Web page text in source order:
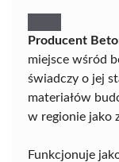
Producent
miejsce wśród
świadczy o jej
materiałów
w regionie jako
Funkcjonuje